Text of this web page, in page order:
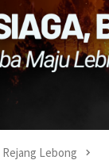
Rejang Lebong